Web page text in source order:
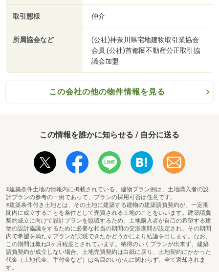
ざいますので、
ご家族お揃いでお越しくださいませ。
☆近隣コインパーキングあり☆
お車でお越し頂いたお客様には、近隣コインパーキングを
ご案内しております。
お帰りの際に駐車料金を精算致します。
取引態様 仲介
所属協会など
(公社)神奈川県宅地建物取引業協会
会員 (公社)首都圏不動産公正取引協
議会加盟
この会社の他の物件情報を見る
この情報を誰かに知らせる / 自分に送る
※建築条件土地の情報内に掲載されている、建物プラン例は、土地購入者の設
計プランの参考の一例であって、プランの採用可否は任意です。
※建築条件付き土地とは、その土地に建築する建物の建築請負契約が、一定期
間内に成立することを条件として売買される土地のことをいいます。建築請負
契約成立に向けて設計プランを協議するため、土地購入者が自己の希望する建
物の設計協議をするために必要な相当の期間の交渉期間が設定され、その期間
内で希望を満たすプランが実現できたかどうかにより結論を出します。なお、
この期間は概ね3ヶ月程度とされています。納得のいくプランが出来ず、建築
請負契約が成立しない場合、土地売買契約は白紙に戻り、土地契約にかかった
代金（土地代金、手付金など）は名目のいかんに関わらず、全て返却されま
す。